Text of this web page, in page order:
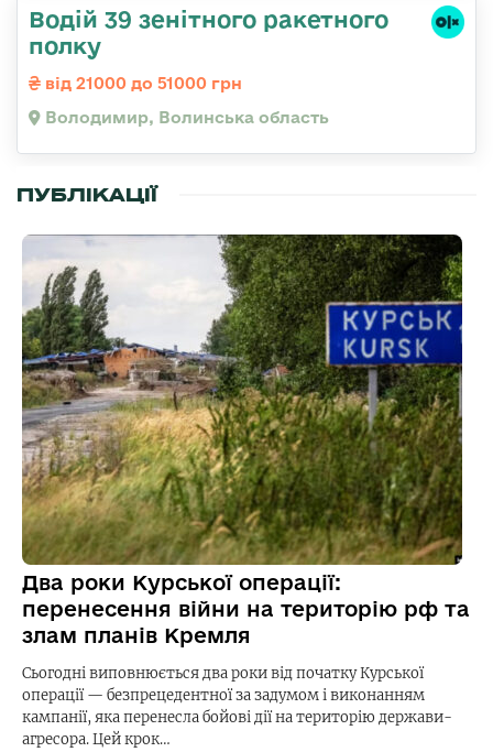
Водій 39 зенітного ракетного
полку
від 21000 до 51000 грн
Володимир, Волинська область
ПУБЛІКАЦІЇ
Два роки Курської операції:
перенесення війни на територію рф та
злам планів Кремля
Сьогодні виповнюється два роки від початку Курської
операції — безпрецедентної за задумом і виконанням
кампанії, яка перенесла бойові дії на територію держави-
агресора. Цей крок…